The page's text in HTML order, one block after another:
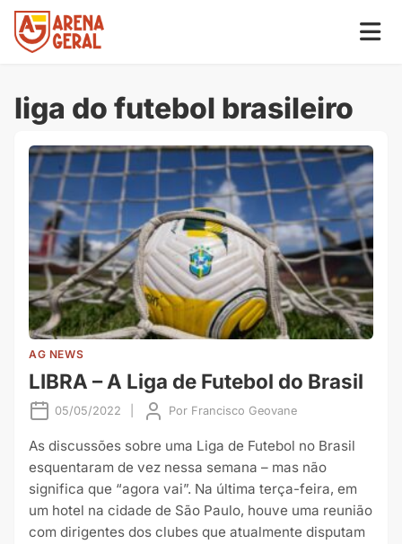
liga do futebol brasileiro
AG NEWS
LIBRA – A Liga de Futebol do Brasil
05/05/2022 Por Francisco Geovane
As discussões sobre uma Liga de Futebol no Brasil
esquentaram de vez nessa semana – mas não
significa que “agora vai”. Na última terça-feira, em
um hotel na cidade de São Paulo, houve uma reunião
com dirigentes dos clubes que atualmente disputam